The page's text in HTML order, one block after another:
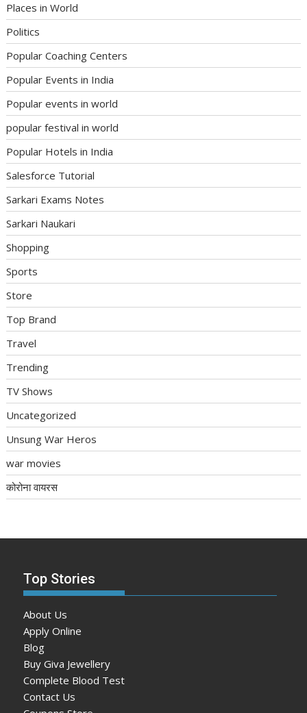
Places in World
Politics
Popular Coaching Centers
Popular Events in India
Popular events in world
popular festival in world
Popular Hotels in India
Salesforce Tutorial
Sarkari Exams Notes
Sarkari Naukari
Shopping
Sports
Store
Top Brand
Travel
Trending
TV Shows
Uncategorized
Unsung War Heros
war movies
कोरोना वायरस
Top Stories
About Us
Apply Online
Blog
Buy Giva Jewellery
Complete Blood Test
Contact Us